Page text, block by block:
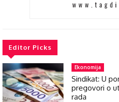
Editor Picks
Ekonomija
Sindikat: U
pregovori o
rada